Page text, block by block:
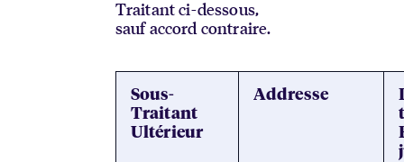
Traitant ci-dessous,
sauf accord contraire.
Sous-
Traitant
Ultérieur
Addresse